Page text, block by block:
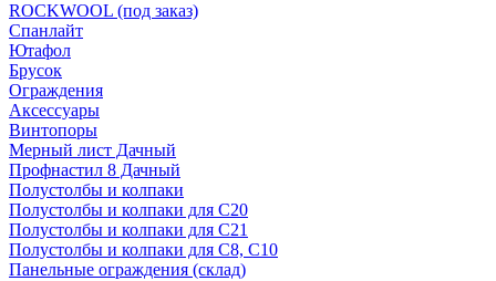
ROCKWOOL (под заказ)
Спанлайт
Ютафол
Брусок
Ограждения
Аксессуары
Винтопоры
Мерный лист Дачный
Профнастил 8 Дачный
Полустолбы и колпаки
Полустолбы и колпаки для С20
Полустолбы и колпаки для С21
Полустолбы и колпаки для С8, С10
Панельные ограждения (склад)